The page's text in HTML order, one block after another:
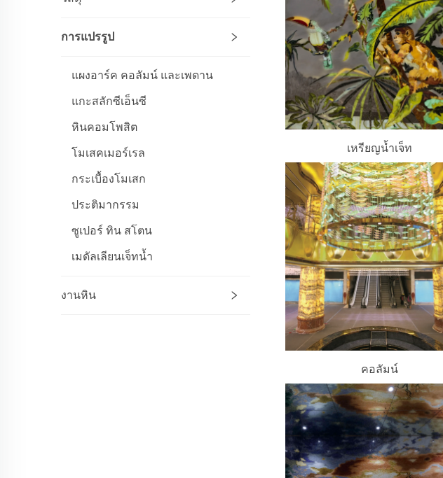
การแปรรูป
แผงอาร์ค คอลัมน์ และเพดาน
แกะสลักซีเอ็นซี
หินคอมโพสิต
โมเสคเมอร์เรล
กระเบื้องโมเสก
ประติมากรรม
ซูเปอร์ ทิน สโตน
เมดัลเลียนเจ็ทน้ำ
งานหิน
เหรียญน้ำเจ็ท
คอลัมน์